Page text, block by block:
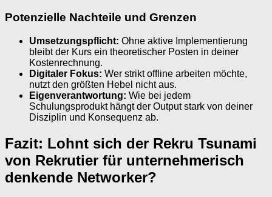
Potenzielle Nachteile und Grenzen
Umsetzungspflicht: Ohne aktive Implementierung
bleibt der Kurs ein theoretischer Posten in deiner
Kostenrechnung.
Digitaler Fokus: Wer strikt offline arbeiten möchte,
nutzt den größten Hebel nicht aus.
Eigenverantwortung: Wie bei jedem
Schulungsprodukt hängt der Output stark von deiner
Disziplin und Konsequenz ab.
Fazit: Lohnt sich der Rekru Tsunami
von Rekrutier für unternehmerisch
denkende Networker?